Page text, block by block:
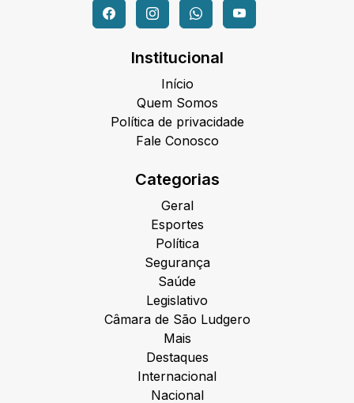
Institucional
Início
Quem Somos
Política de privacidade
Fale Conosco
Categorias
Geral
Esportes
Política
Segurança
Saúde
Legislativo
Câmara de São Ludgero
Mais
Destaques
Internacional
Nacional